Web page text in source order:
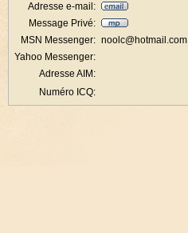
Adresse e-mail:
Message Privé:
MSN Messenger: noolc@hotmail.com
Yahoo Messenger:
Adresse AIM:
Numéro ICQ: